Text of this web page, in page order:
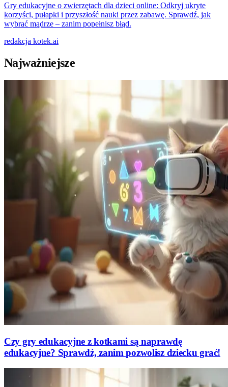
Gry edukacyjne o zwierzętach dla dzieci online: Odkryj ukryte
korzyści, pułapki i przyszłość nauki przez zabawę. Sprawdź, jak
wybrać mądrze – zanim popełnisz błąd.
redakcja kotek.ai
Najważniejsze
Czy gry edukacyjne z kotkami są naprawdę
edukacyjne? Sprawdź, zanim pozwolisz dziecku grać!